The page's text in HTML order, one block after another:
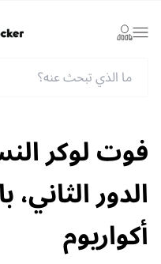
Login
فوت لوكر
الدور
أكواريوم